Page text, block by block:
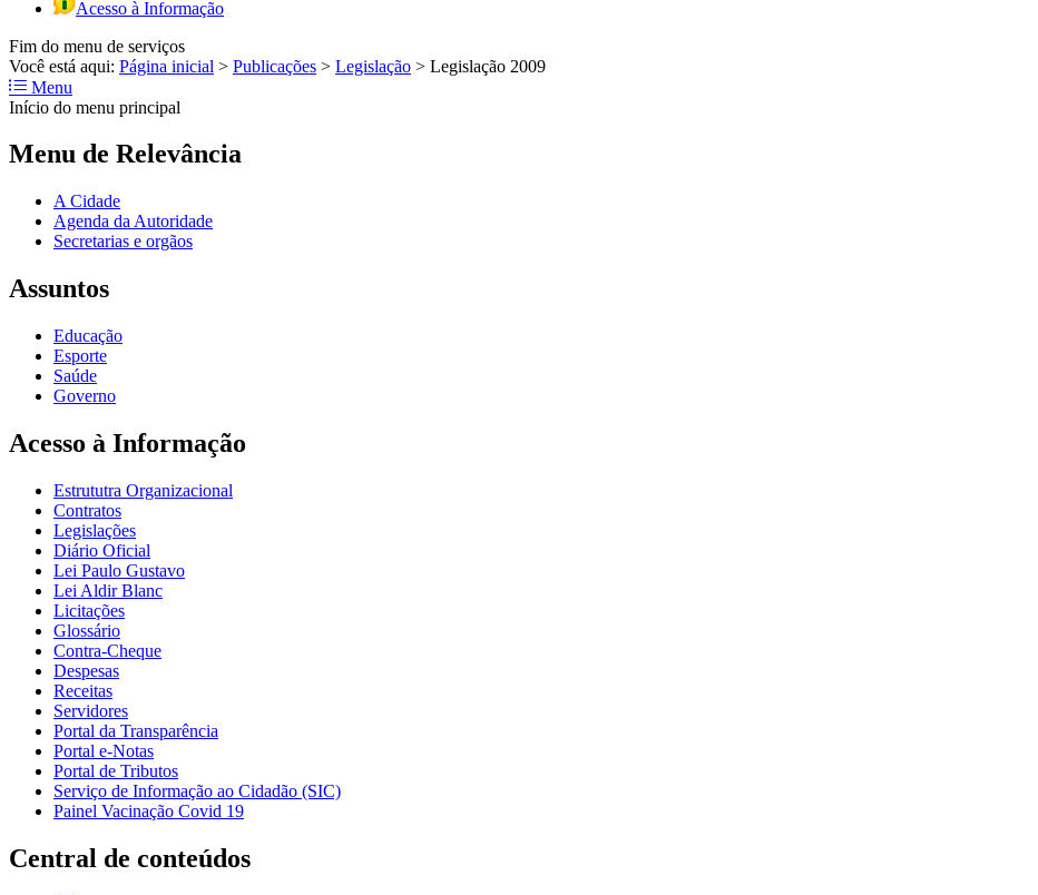
Acesso à Informação
Fim do menu de serviços
Você está aqui: Página inicial > Publicações > Legislação > Legislação 2009
Menu
Início do menu principal
Menu de Relevância
A Cidade
Agenda da Autoridade
Secretarias e orgãos
Assuntos
Educação
Esporte
Saúde
Governo
Acesso à Informação
Estrututra Organizacional
Contratos
Legislações
Diário Oficial
Lei Paulo Gustavo
Lei Aldir Blanc
Licitações
Glossário
Contra-Cheque
Despesas
Receitas
Servidores
Portal da Transparência
Portal e-Notas
Portal de Tributos
Serviço de Informação ao Cidadão (SIC)
Painel Vacinação Covid 19
Central de conteúdos